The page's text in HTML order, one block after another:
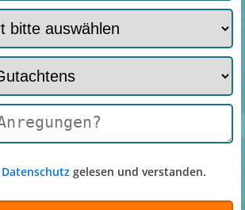
Datenschutz gelesen und verstanden.